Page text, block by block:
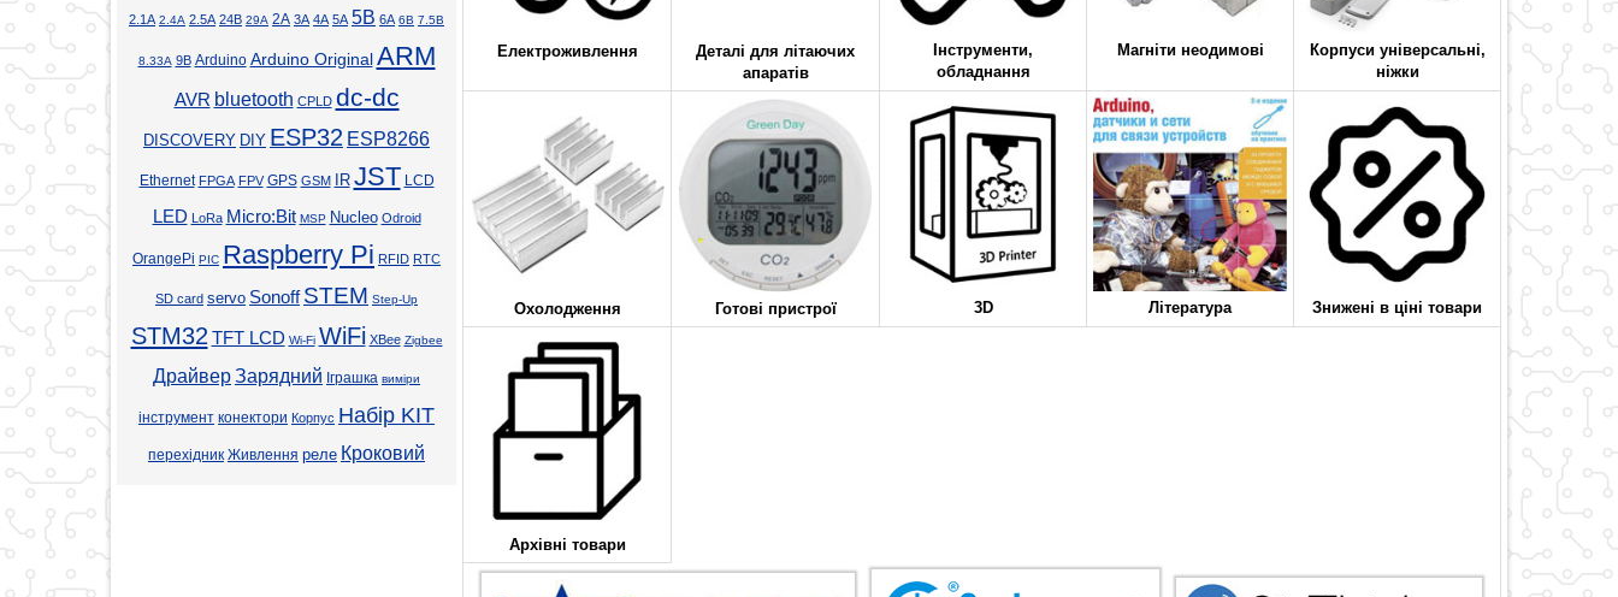
2.1А 2.4А 2.5А 24В 29А 2А 3А 4А 5А 5В 6А 6В 7.5В
8.33А 9В Arduino Arduino Original ARM
AVR bluetooth CPLD dc-dc
DISCOVERY DIY ESP32 ESP8266
Ethernet FPGA FPV GPS GSM IR JST LCD
LED LoRa Micro:Bit MSP Nucleo Odroid
OrangePi PIC Raspberry Pi RFID RTC
SD card servo Sonoff STEM Step-Up
STM32 TFT LCD Wi-Fi WiFi XBee Zigbee
ДрайверЗарядний Іграшка виміри
інструмент конектори Корпус Набір KIT
перехідник Живлення реле Кроковий
Електроживлення
Деталі для літаючих
апаратів
Інструменти,
обладнання
Магніти неодимові
Корпуси універсальні,
ніжки
Охолодження Готові пристрої 3D Література Знижені в ціні товари
Архівні товари